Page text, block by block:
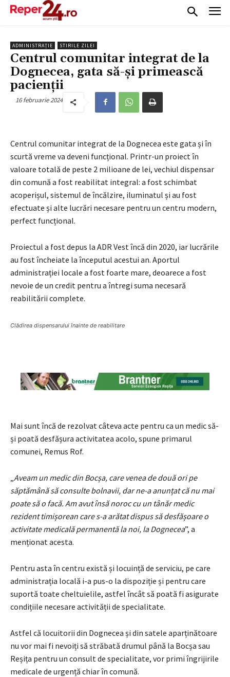
ADMINISTRAȚIE STIRILE ZILEI
Centrul comunitar integrat de la
Dognecea, gata să-și primească
pacienții
16 februarie 2024
Centrul comunitar integrat de la Dognecea este gata și în
scurtă vreme va deveni funcțional. Printr-un proiect în
valoare totală de peste 2 milioane de lei, vechiul dispensar
din comună a fost reabilitat integral: a fost schimbat
acoperișul, sistemul de încălzire, iluminatul și au fost
efectuate și alte lucrări necesare pentru un centru modern,
perfect funcțional.
Proiectul a fost depus la ADR Vest încă din 2020, iar lucrările
au fost încheiate la începutul acestui an. Aportul
administrației locale a fost foarte mare, deoarece a fost
nevoie de un credit pentru a întregi suma necesară
reabilitării complete.
Clădirea dispensarului înainte de reabilitare
Mai sunt încă de rezolvat câteva acte pentru ca un medic să-
și poată desfășura activitatea acolo, spune primarul
comunei, Remus Rof.
Aveam un medic din Bocșa, care venea de două ori pe
săptămână să consulte bolnavii, dar ne-a anunțat că nu mai
poate să o facă. Am avut însă noroc cu un tânăr medic
rezident timișorean care s-a arătat dispus să desfășoare o
activitate medicală permanentă la noi, la Dognecea”, a
menționat acesta.
Pentru asta în centru există și locuință de serviciu, pe care
administrația locală i-a pus-o la dispoziție și pentru care
suportă toate cheltuielile, astfel încât să poată fi asigurate
condițiile necesare activității de specialitate.
Astfel că locuitorii din Dognecea și din satele aparținătoare
nu vor mai fi nevoiți să străbată drumul până la Bocșa sau
Reșița pentru un consult de specialitate, vor primi îngrijirile
medicale de urgență chiar în comună.